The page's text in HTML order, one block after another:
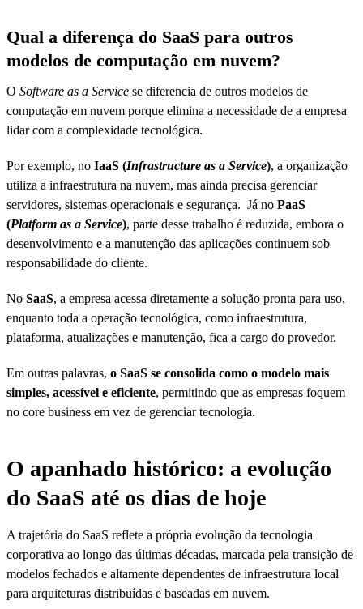
Qual a diferença do SaaS para outros
modelos de computação em nuvem?
O Software as a Service se diferencia de outros modelos de
computação em nuvem porque elimina a necessidade de a empresa
lidar com a complexidade tecnológica.
Por exemplo, no IaaS (Infrastructure as a Service), a organização
utiliza a infraestrutura na nuvem, mas ainda precisa gerenciar
servidores, sistemas operacionais e segurança. Já no PaaS
(Platform as a Service), parte desse trabalho é reduzida, embora o
desenvolvimento e a manutenção das aplicações continuem sob
responsabilidade do cliente.
No SaaS, a empresa acessa diretamente a solução pronta para uso,
enquanto toda a operação tecnológica, como infraestrutura,
plataforma, atualizações e manutenção, fica a cargo do provedor.
Em outras palavras, o SaaS se consolida como o modelo mais
simples, acessível e eficiente, permitindo que as empresas foquem
no core business em vez de gerenciar tecnologia.
O apanhado histórico: a evolução
do SaaS até os dias de hoje
A trajetória do SaaS reflete a própria evolução da tecnologia
corporativa ao longo das últimas décadas, marcada pela transição de
modelos fechados e altamente dependentes de infraestrutura local
para arquiteturas distribuídas e baseadas em nuvem.